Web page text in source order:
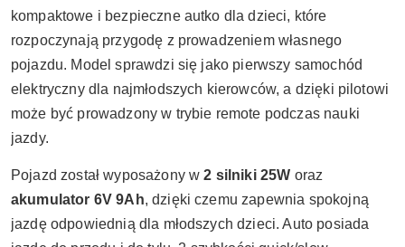
kompaktowe i bezpieczne autko dla dzieci, które
rozpoczynają przygodę z prowadzeniem własnego
pojazdu. Model sprawdzi się jako pierwszy samochód
elektryczny dla najmłodszych kierowców, a dzięki pilotowi
może być prowadzony w trybie remote podczas nauki
jazdy.
Pojazd został wyposażony w2 silniki 25W oraz
akumulator 6V 9Ah, dzięki czemu zapewnia spokojną
jazdę odpowiednią dla młodszych dzieci. Auto posiada